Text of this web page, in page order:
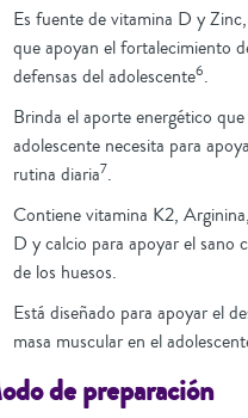
Es fuente de vitamina D y
que apoyan el fortalecimiento
defensas del adolescente6.
Brinda el aporte energético
adolescente necesita para
rutina diaria7.
Contiene vitamina K2,
D y calcio para apoyar el sano
de los huesos.
Está diseñado para apoyar el
masa muscular en el
de preparación